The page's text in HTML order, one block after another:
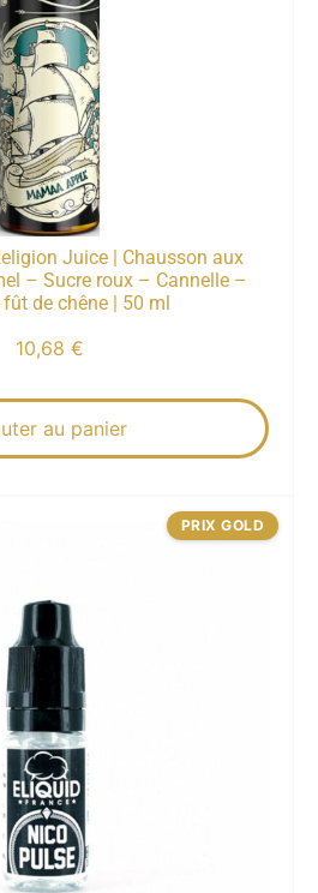
Juice | Chausson aux
– Sucre roux – Cannelle –
de chêne | 50 ml
10,68 €
au panier
PRIX GOLD